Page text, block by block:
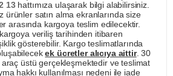
13hattımıza ulaşarak bilgi alabilirsiniz.
ürünler satın alma ekranlarında size
arasında kargoya teslim edilecektir.
veriliş tarihinden itibaren
gösterebilir. Kargo teslimatlarında
ek ücretler alıcıya aittir. 30
üstü gerçekleşmektedir ve teslimat
hakkı kullanılması nedeni ile iade